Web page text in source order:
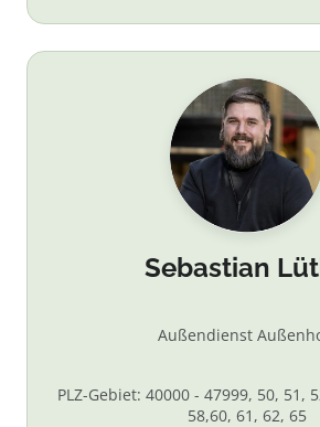
Sebastian
Außendienst
PLZ-Gebiet: 40000 - 47999, 50, 51,
58,60, 61, 62, 65